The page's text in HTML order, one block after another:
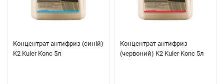
Концентрат антифриз (синій)
K2 Kuler Konc 5л
Концентрат антифриз
(червоний) K2 Kuler Konc 5л